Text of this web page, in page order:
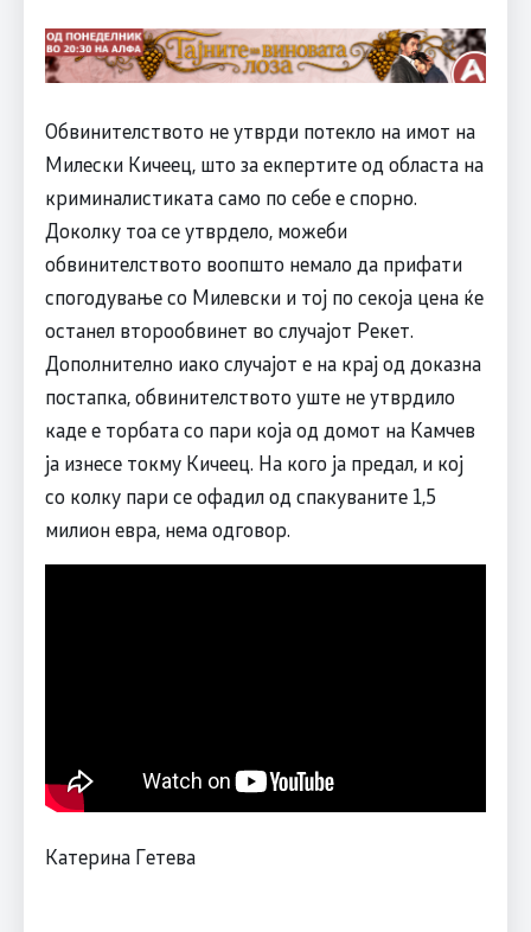
Обвинителството не утврди потекло на имот на
Милески Кичеец, што за екпертите од областа на
криминалистиката само по себе е спорно.
Доколку тоа се утврдело, можеби
обвинителството воопшто немало да прифати
спогодување со Милевски и тој по секоја цена ќе
останел второобвинет во случајот Рекет.
Дополнително иако случајот е на крај од доказна
постапка, обвинителството уште не утврдило
каде е торбата со пари која од домот на Камчев
ја изнесе токму Кичеец. На кого ја предал, и кој
со колку пари се офадил од спакуваните 1,5
милион евра, нема одговор.
Катерина Гетева